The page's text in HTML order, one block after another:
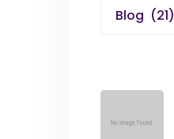
Blog (21)